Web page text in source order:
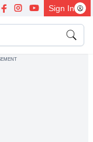
Sign In